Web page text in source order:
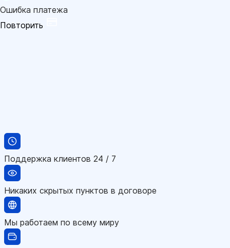
Ошибка платежа
Повторить
Поддержка клиентов 24 / 7
Никаких скрытых пунктов в договоре
Мы работаем по всему миру